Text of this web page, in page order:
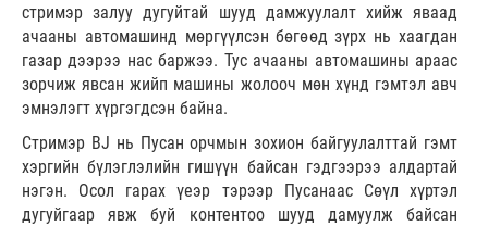
стримэр залуу дугуйтай шууд дамжуулалт хийж яваад
ачааны автомашинд мөргүүлсэн бөгөөд зүрх нь хаагдан
газар дээрээ нас баржээ. Тус ачааны автомашины араас
зорчиж явсан жийп машины жолооч мөн хүнд гэмтэл авч
эмнэлэгт хүргэгдсэн байна.
Стримэр BJ нь Пусан орчмын зохион байгуулалттай гэмт
хэргийн бүлэглэлийн гишүүн байсан гэдгээрээ алдартай
нэгэн. Осол гарах үеэр тэрээр Пусанаас Сөүл хүртэл
дугуйгаар явж буй контентоо шууд дамуулж байсан